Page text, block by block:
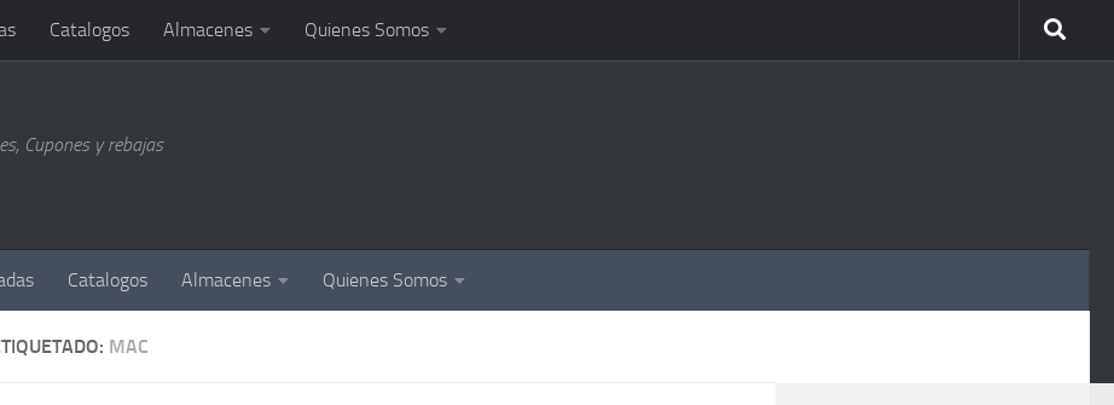
Catalogos Almacenes Quienes Somos
Cupones y rebajas
Catalogos Almacenes Quienes Somos
MAC